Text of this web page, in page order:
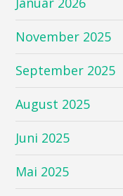
November 2025
September 2025
August 2025
Juni 2025
Mai 2025